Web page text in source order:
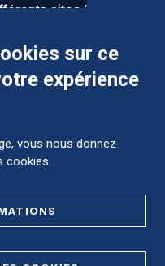
sites ?
?
sur ce
expérience
vous nous donnez
cookies.